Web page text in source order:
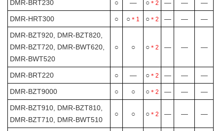
DMR-BRT230 ○ ― ○ ＊2 ― ― ―
DMR-HRT300 ○ ○ ＊1 ○ ＊2 ― ― ―
DMR-BZT920, DMR-BZT820,
DMR-BZT720, DMR-BWT620,
DMR-BWT520
○ ○ ○ ＊2 ― ― ―
DMR-BRT220 ○ ― ○ ＊2 ― ― ―
DMR-BZT9000 ○ ○ ○ ＊2 ― ― ―
DMR-BZT910, DMR-BZT810,
DMR-BZT710, DMR-BWT510
○ ○ ○ ＊2 ― ― ―